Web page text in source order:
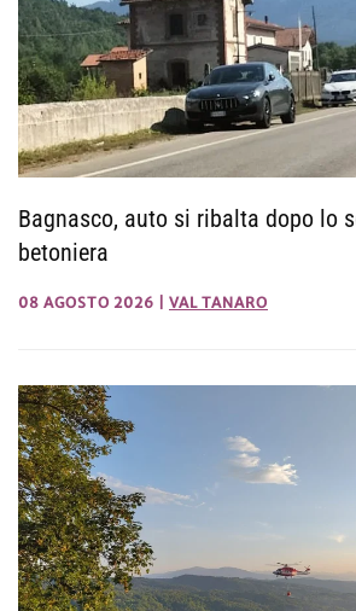
Bagnasco, auto si ribalta dopo lo
betoniera
08 AGOSTO 2026 VAL TANARO